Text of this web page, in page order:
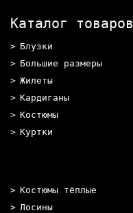
Каталог товаров
Блузки
Большие размеры
Жилеты
Кардиганы
Костюмы
Куртки
Костюмы тёплые
Лосины